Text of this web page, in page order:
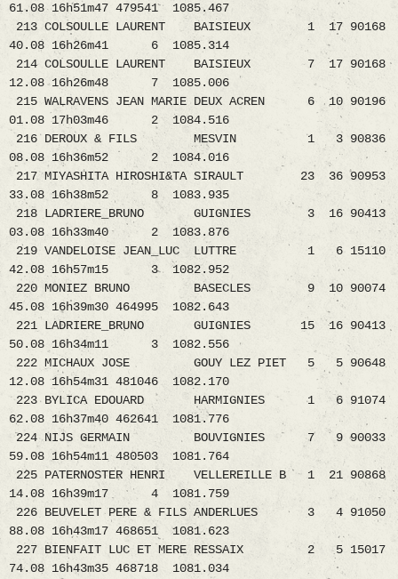
61.08 16h51m47 479541 1085.467
213 COLSOULLE LAURENT BAISIEUX 1 17 90168
40.08 16h26m41 6 1085.314
214 COLSOULLE LAURENT BAISIEUX 7 17 90168
12.08 16h26m48 7 1085.006
215 WALRAVENS JEAN MARIE DEUX ACREN 6 10 90196
01.08 17h03m46 2 1084.516
216 DEROUX & FILS MESVIN 1 3 90836
08.08 16h36m52 2 1084.016
217 MIYASHITA HIROSHI&TA SIRAULT 23 36 90953
33.08 16h38m52 8 1083.935
218 LADRIERE_BRUNO GUIGNIES 3 16 90413
03.08 16h33m40 2 1083.876
219 VANDELOISE JEAN_LUC LUTTRE 1 6 15110
42.08 16h57m15 3 1082.952
220 MONIEZ BRUNO BASECLES 9 10 90074
45.08 16h39m30 464995 1082.643
221 LADRIERE_BRUNO GUIGNIES 15 16 90413
50.08 16h34m11 3 1082.556
222 MICHAUX JOSE GOUY LEZ PIET 5 5 90648
12.08 16h54m31 481046 1082.170
223 BYLICA EDOUARD HARMIGNIES 1 6 91074
62.08 16h37m40 462641 1081.776
224 NIJS GERMAIN BOUVIGNIES 7 9 90033
59.08 16h54m11 480503 1081.764
225 PATERNOSTER HENRI VELLEREILLE B 1 21 90868
14.08 16h39m17 4 1081.759
226 BEUVELET PERE & FILS ANDERLUES 3 4 91050
88.08 16h43m17 468651 1081.623
227 BIENFAIT LUC ET MERE RESSAIX 2 5 15017
74.08 16h43m35 468718 1081.034